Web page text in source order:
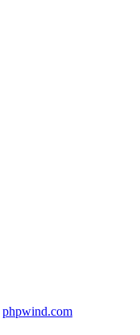
phpwind.com